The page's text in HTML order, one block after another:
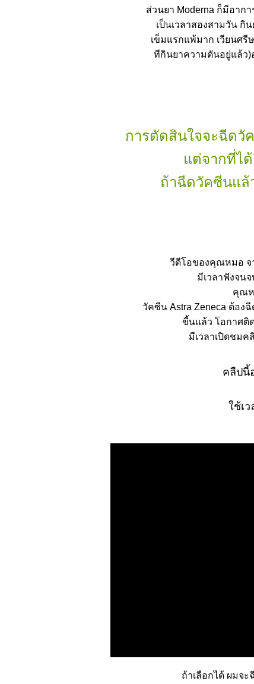
ส่วนยา Moderna ก็มีอาก
เป็นเวลาสองสามวัน กิ
เข็มแรกแพ้มาก เวียนศรี
ทีกินยาความดันอยู่แล้ว)
การตัดสินใจจะฉีดวั
ต่จากที่ได้
ถ้าฉีดวัคซีนแล้
วีดีโอของคุณหมอ จ
มีเวลาฟังจน
คุณห
วัคซีน Astra Zeneca ต้อ
ขี้นแล้ว โอกาศติ
มีเวลาเปิดชม
คลืปนี้
ช้เว
ถ้าเลือกได้ ผมจ